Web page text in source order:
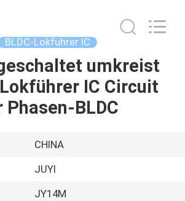
BLDC-Lokführer IC
umkreist
IC Circuit
Phasen-BLDC
CHINA
JUYI
JY14M